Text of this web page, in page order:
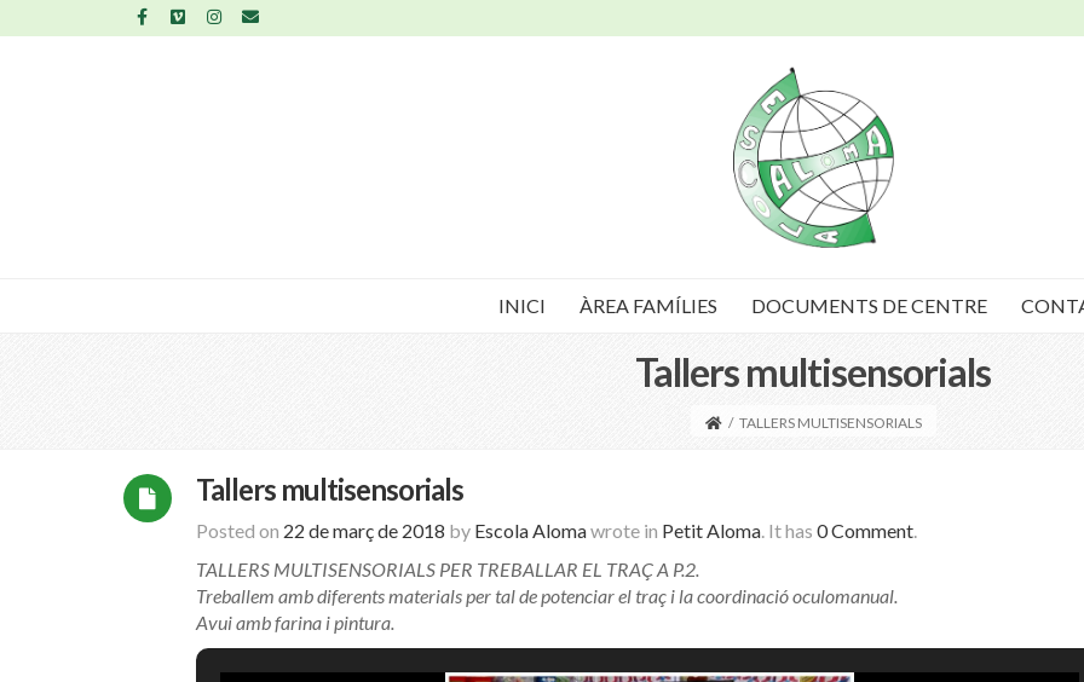
INICI ÀREA FAMÍLIES DOCUMENTS DE CENTRE
Tallers multisensorials
/ TALLERS MULTISENSORIALS
Tallers multisensorials
Posted on 22 de març de 2018 by Escola Alomawrote in Petit Aloma. It has 0 Comment.
TALLERS MULTISENSORIALS PER TREBALLAR EL TRAÇ A P.2.
Treballem amb diferents materials per tal de potenciar el traç i la coordinació oculomanual.
Avui amb farina i pintura.